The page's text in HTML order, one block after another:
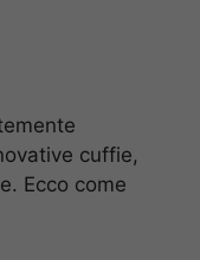
cuffie,
Ecco come